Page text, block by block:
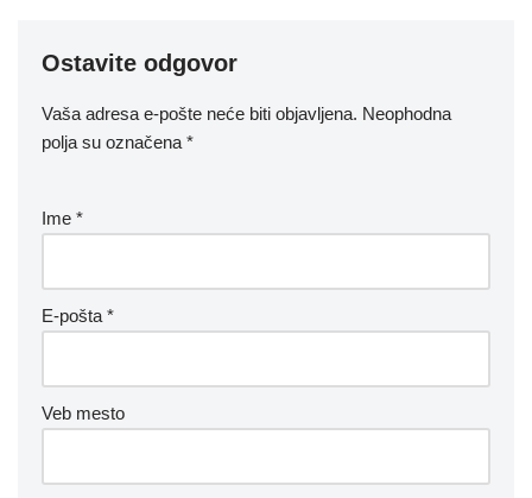
Ostavite odgovor
Vaša adresa e-pošte neće biti objavljena. Neophodna
polja su označena *
Ime *
E-pošta *
Veb mesto